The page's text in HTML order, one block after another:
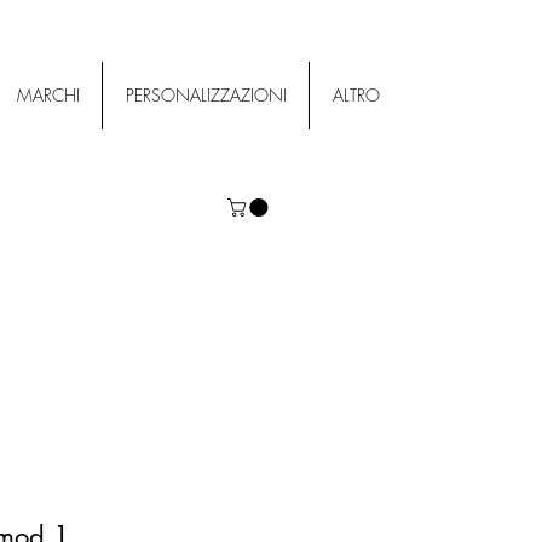
MARCHI PERSONALIZZAZIONI ALTRO